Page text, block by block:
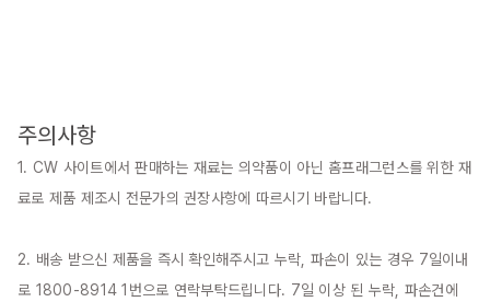
주의사항
1. CW 사이트에서 판매하는 재료는 의약품이 아닌 홈프래그런스를 위한 재
료로 제품 제조시 전문가의 권장사항에 따르시기 바랍니다.
2. 배송 받으신 제품을 즉시 확인해주시고 누락, 파손이 있는 경우 7일이내
로 1800-8914 1번으로 연락부탁드립니다. 7일 이상 된 누락, 파손건에